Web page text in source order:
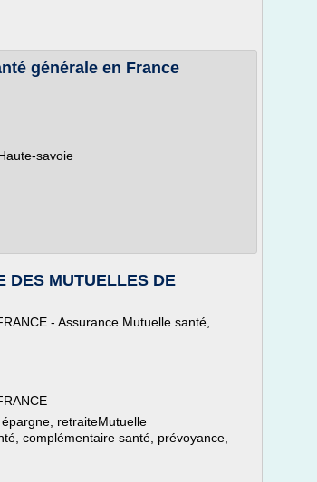
générale en France
savoie
DES MUTUELLES DE
- Assurance Mutuelle santé,
retraiteMutuelle
complémentaire santé, prévoyance,